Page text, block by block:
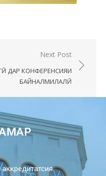
Next Post
ДАР КОНФЕРЕНСИЯИ
БАЙНАЛМИЛАЛӢ
АМАР